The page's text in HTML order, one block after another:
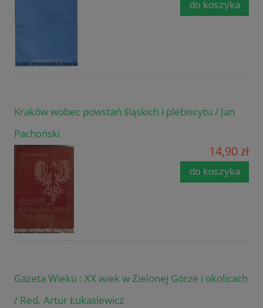
do koszyka
Kraków wobec powstań śląskich i plebiscytu / Jan
Pachoński
14,90 zł
do koszyka
Gazeta Wieku : XX wiek w Zielonej Górze i okolicach
/ Red. Artur Łukasiewicz